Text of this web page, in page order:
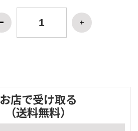
お店で受け取る
（送料無料）